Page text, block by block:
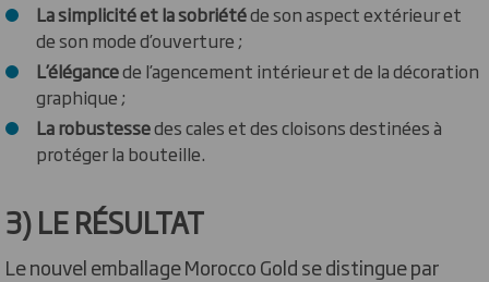
La simplicité et la sobriétéde son aspect extérieur et
de son mode d’ouverture ;
L’élégancede l’agencement intérieur et de la décoration
graphique ;
Larobustessedes cales et des cloisons destinées à
protéger la bouteille.
3) LE RÉSULTAT
Le nouvel emballage Morocco Gold se distingue par